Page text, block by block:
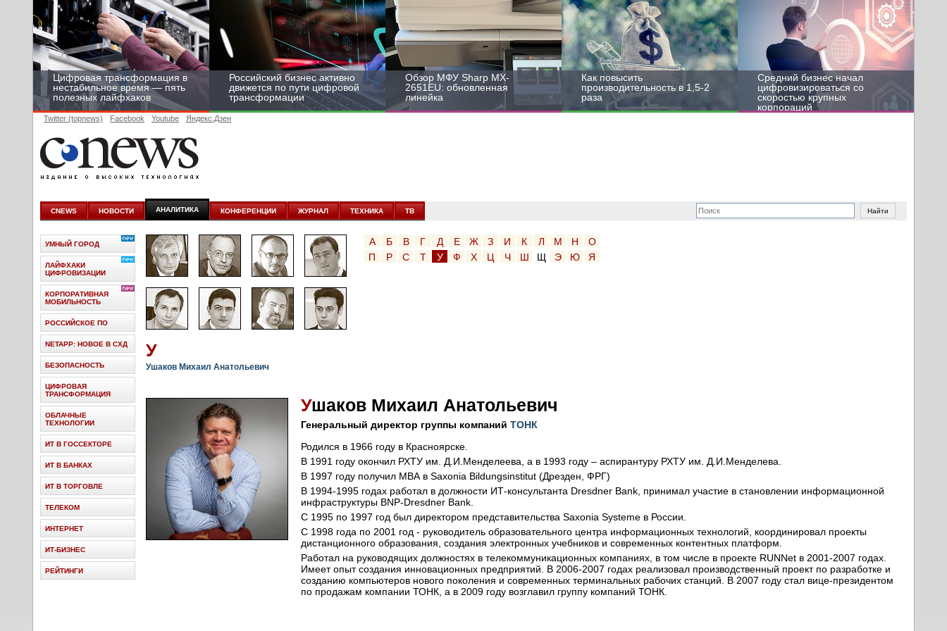
Цифровая трансформация в
нестабильное время — пять
полезных лайфхаков
Российский бизнес активно
движется по пути цифровой
трансформации
Обзор МФУ Sharp MX-
2651EU: обновленная
линейка
Как повысить
производительность в 1,5-2
раза
Средний бизнес начал
цифровизироваться со
скоростью крупных
корпораций
Twitter (topnews) Facebook Youtube Яндекс.Дзен
CNEWS НОВОСТИ АНАЛИТИКА КОНФЕРЕНЦИИ ЖУРНАЛ ТЕХНИКА ТВ
А Б В Г Д Е Ж З И К Л М Н
О
П
Р С Т У Ф Х Ц Ч Ш Щ Э Ю Я
У
Ушаков Михаил Анатольевич
Ушаков Михаил Анатольевич
Генеральный директор группы компаний ТОНК
Родился в 1966 году в Красноярске.
В 1991 году окончил РХТУ им. Д.И.Менделеева, а в 1993 году – аспирантуру РХТУ им. Д.И.Менделева.
В 1997 году получил МВА в Saxonia Bildungsinstitut (Дрезден, ФРГ)
В 1994-1995 годах работал в должности ИТ-консультанта Dresdner Bank, принимал участие в становлении информационной
инфраструктуры BNP-Dresdner Bank.
C 1995 по 1997 год был директором представительства Saxonia Systeme в России.
С 1998 года по 2001 год - руководитель образовательного центра информационных технологий, координировал проекты
дистанционного образования, создания электронных учебников и современных контентных платформ.
Работал на руководящих должностях в телекоммуникационных компаниях, в том числе в проекте RUNNet в 2001-2007 годах.
Имеет опыт создания инновационных предприятий. В 2006-2007 годах реализовал производственный проект по разработке и
созданию компьютеров нового поколения и современных терминальных рабочих станций. В 2007 году стал вице-президентом
по продажам компании ТОНК, а в 2009 году возглавил группу компаний ТОНК.
УМНЫЙ ГОРОД
ЛАЙФХАКИ
ЦИФРОВИЗАЦИИ
КОРПОРАТИВНАЯ
МОБИЛЬНОСТЬ
РОССИЙСКОЕ ПО
NETAPP: НОВОЕ В СХД
БЕЗОПАСНОСТЬ
ЦИФРОВАЯ
ТРАНСФОРМАЦИЯ
ОБЛАЧНЫЕ
ТЕХНОЛОГИИ
ИТ В ГОССЕКТОРЕ
ИТ В БАНКАХ
ИТ В ТОРГОВЛЕ
ТЕЛЕКОМ
ИНТЕРНЕТ
ИТ-БИЗНЕС
РЕЙТИНГИ